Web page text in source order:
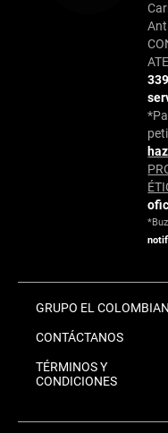
GRUPO EL
CONTÁCTANOS
TÉRMINOS Y
CONDICIONES